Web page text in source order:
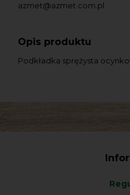
azmet@azmet.com.pl
Opis produktu
Podkładka sprężysta